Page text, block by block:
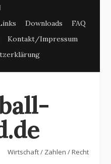
e
r
c
Downloads
FAQ
Kontakt/Impressum
Wirtschaft / Zahlen / Recht